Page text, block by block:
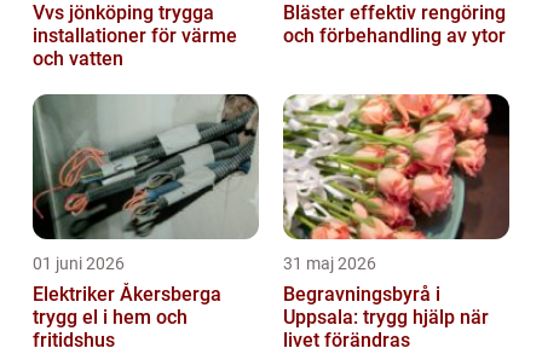
Vvs jönköping trygga
installationer för värme
och vatten
Bläster effektiv rengöring
och förbehandling av ytor
01 juni 2026
Elektriker Åkersberga
trygg el i hem och
fritidshus
31 maj 2026
Begravningsbyrå i
Uppsala: trygg hjälp när
livet förändras